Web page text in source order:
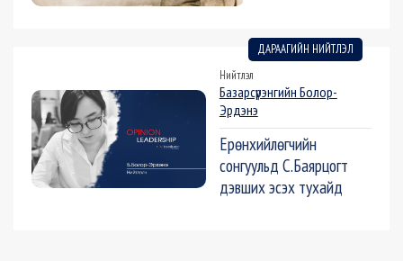
ДАРААГИЙН НИЙТЛЭЛ
Нийтлэл
Базарсүрэнгийн Болор-
Эрдэнэ
Ерөнхийлөгчийн
сонгуульд С.Баярцогт
дэвших эсэх тухайд